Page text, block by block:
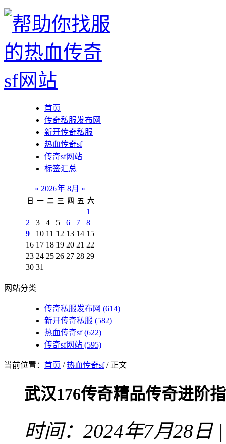
首页
传奇私服发布网
新开传奇私服
热血传奇sf
传奇sf网站
标签汇总
« 2026年 8月 »
日 一 二 三 四 五 六
1
2
3 4 5 6 7
8
9
10 11 12 13 14 15
16 17 18 19 20 21 22
23 24 25 26 27 28 29
30 31
网站分类
传奇私服发布网 (614)
新开传奇私服 (582)
热血传奇sf(622)
传奇sf网站 (595)
当前位置： 首页 /热血传奇sf/ 正文
武汉176传奇精品传奇进阶
时间：2024年7月28日